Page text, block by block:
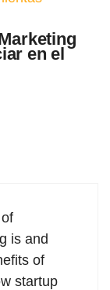
en el
is and
of
startup